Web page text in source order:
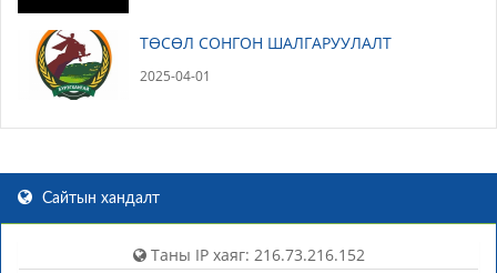
ТӨСӨЛ СОНГОН ШАЛГАРУУЛАЛТ
2025-04-01
Сайтын хандалт
Таны IP хаяг: 216.73.216.152